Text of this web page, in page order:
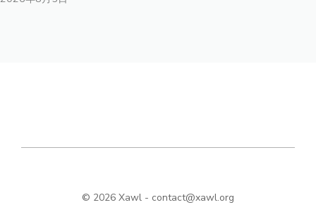
© 2026 Xawl - contact@xawl.org